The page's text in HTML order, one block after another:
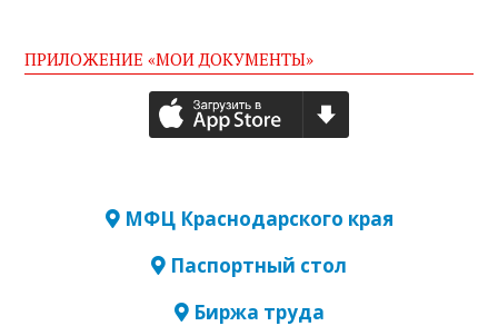
ПРИЛОЖЕНИЕ «МОИ ДОКУМЕНТЫ»
МФЦ Краснодарского края
Паспортный стол
Биржа труда